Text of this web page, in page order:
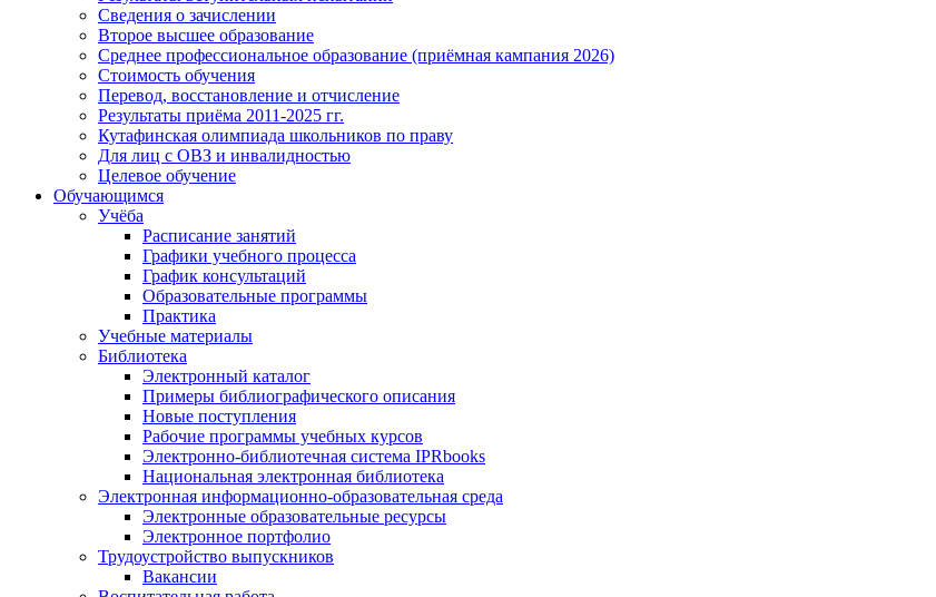
Сведения о зачислении
Второе высшее образование
Среднее профессиональное образование (приёмная кампания 2026)
Стоимость обучения
Перевод, восстановление и отчисление
Результаты приёма 2011-2025 гг.
Кутафинская олимпиада школьников по праву
Для лиц с ОВЗ и инвалидностью
Целевое обучение
Обучающимся
Учёба
Расписание занятий
Графики учебного процесса
График консультаций
Образовательные программы
Практика
Учебные материалы
Библиотека
Электронный каталог
Примеры библиографического описания
Новые поступления
Рабочие программы учебных курсов
Электронно-библиотечная система IPRbooks
Национальная электронная библиотека
Электронная информационно-образовательная среда
Электронные образовательные ресурсы
Электронное портфолио
Трудоустройство выпускников
Вакансии